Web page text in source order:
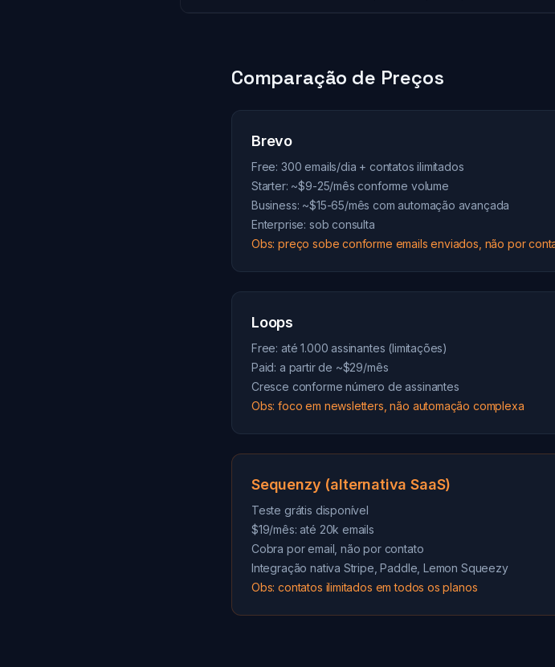
Comparação de Preços
Brevo
Free: 300 emails/dia + contatos ilimitados
Starter: ~$9-25/mês conforme volume
Business: ~$15-65/mês com automação avançada
Enterprise: sob consulta
Obs: preço sobe conforme emails enviados, não por
Loops
Free: até 1.000 assinantes (limitações)
Paid: a partir de ~$29/mês
Cresce conforme número de assinantes
Obs: foco em newsletters, não automação complexa
Sequenzy (alternativa SaaS)
Teste grátis disponível
$19/mês: até 20k emails
Cobra por email, não por contato
Integração nativa Stripe, Paddle, Lemon Squeezy
Obs: contatos ilimitados em todos os planos